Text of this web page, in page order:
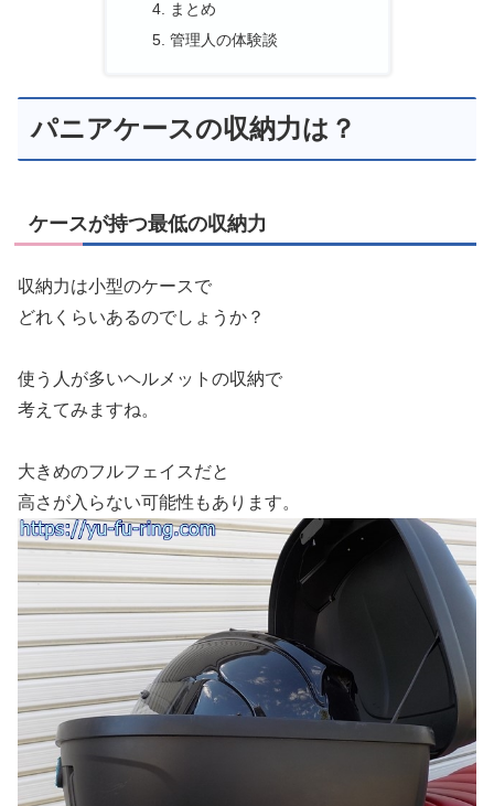
まとめ
管理人の体験談
パニアケースの収納力は？
ケースが持つ最低の収納力
収納力は小型のケースで
どれくらいあるのでしょうか？
使う人が多いヘルメットの収納で
考えてみますね。
大きめのフルフェイスだと
高さが入らない可能性もあります。